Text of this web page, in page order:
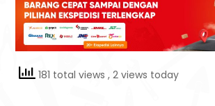
181 total views, 2 views today